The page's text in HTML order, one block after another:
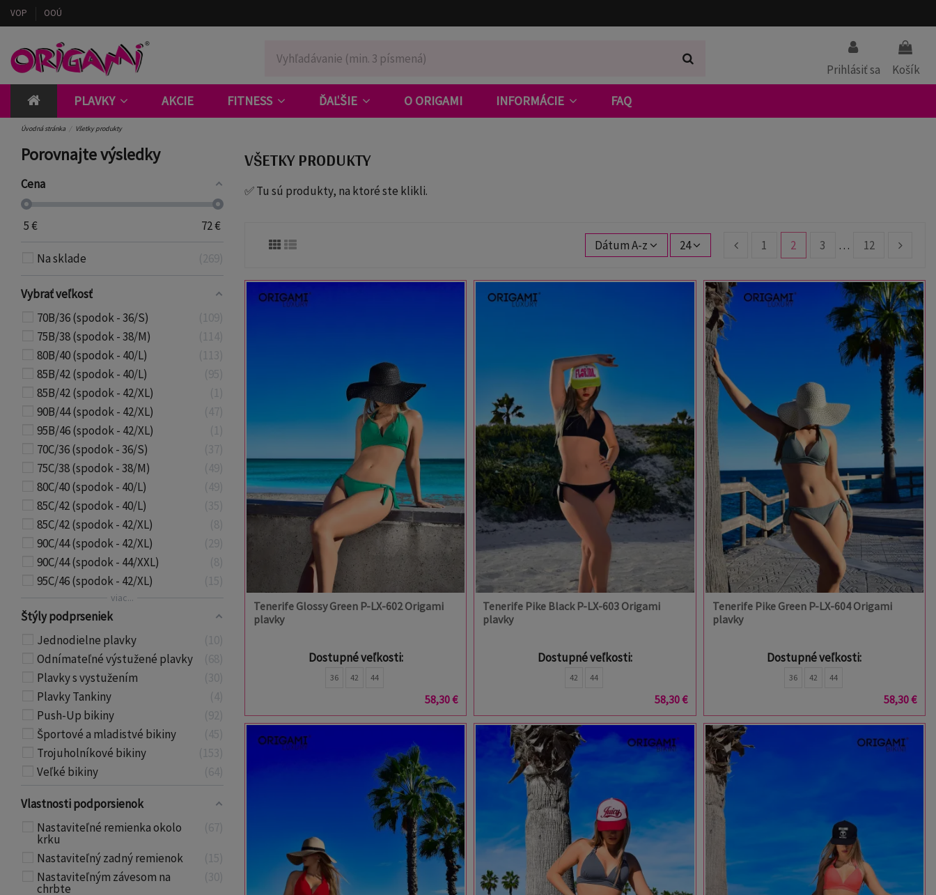
VOP OOÚ
Prihlásiť sa Košík
PLAVKY AKCIE FITNESS ĎAĽŠIE O ORIGAMI INFORMÁCIE FAQ
Úvodná stránka Všetky produkty
VŠETKY PRODUKTY
✅ Tu sú produkty, na ktoré ste klikli.
Dátum A-z 24 1 2 3 … 12
Tenerife Glossy Green P-LX-602 Origami
plavky
Dostupné veľkosti:
36 42 44
58,30 €
Tenerife Pike Black P-LX-603 Origami
plavky
Dostupné veľkosti:
42 44
58,30 €
Tenerife Pike Green P-LX-604 Origami
plavky
Dostupné veľkosti:
36 42 44
58,30 €
Porovnajte výsledky
Cena
5€ 72€
Na sklade 269
Vybrať veľkosť
70B/36 (spodok - 36/S)
109
75B/38 (spodok - 38/M)
114
80B/40 (spodok - 40/L)
113
85B/42 (spodok - 40/L)
95
85B/42 (spodok - 42/XL)
1
90B/44 (spodok - 42/XL)
47
95B/46 (spodok - 42/XL)
1
70C/36 (spodok - 36/S)
37
75C/38 (spodok - 38/M)
49
80C/40 (spodok - 40/L)
49
85C/42 (spodok - 40/L)
35
85C/42 (spodok - 42/XL)
8
90C/44 (spodok - 42/XL)
29
90C/44 (spodok - 44/XXL)
8
95C/46 (spodok - 42/XL)
15
viac...
Štýly podprseniek
Jednodielne plavky
10
Odnímateľné výstužené plavky
68
Plavky s vystužením
30
Plavky Tankiny
4
Push-Up bikiny
92
Športové a mladistvé bikiny
45
Trojuholníkové bikiny
153
Veľké bikiny
64
Vlastnosti podporsienok
Nastaviteľné remienka okolo
krku
67
Nastaviteľný zadný remienok
15
Nastaviteľným závesom na
chrbte
30